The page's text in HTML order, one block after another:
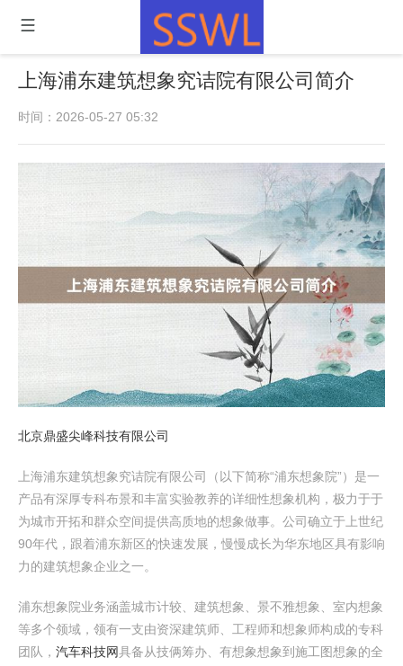
上海浦东建筑想象究诘院有限公司简介
时间：2026-05-27 05:32
北京鼎盛尖峰科技有限公司
上海浦东建筑想象究诘院有限公司（以下简称“浦东想象院”）是一
产品有深厚专科布景和丰富实验教养的详细性想象机构，极力于于
为城市开拓和群众空间提供高质地的想象做事。公司确立于上世纪
90年代，跟着浦东新区的快速发展，慢慢成长为华东地区具有影响
力的建筑想象企业之一。
浦东想象院业务涵盖城市计较、建筑想象、景不雅想象、室内想象
等多个领域，领有一支由资深建筑师、工程师和想象师构成的专科
团队， 汽车科技网具备从技俩筹办、有想象想象到施工图想象的全